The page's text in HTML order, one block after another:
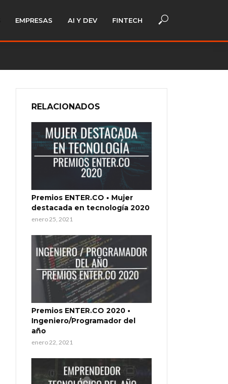
EMPRESAS AI Y DEV FINTECH
RELACIONADOS
Premios ENTER.CO • Mujer
destacada en tecnología 2020
enero 25, 2021
Premios ENTER.CO 2020 •
Ingeniero/Programador del
año
enero 22, 2021